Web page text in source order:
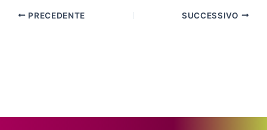
PRECEDENTE SUCCESSIVO